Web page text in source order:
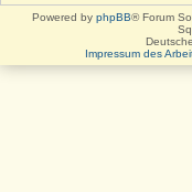
Powered by phpBB® Forum
Impressum des